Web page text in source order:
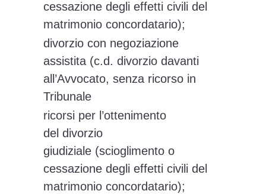
cessazione degli effetti civili del
matrimonio concordatario);
divorzio con negoziazione
assistita (c.d. divorzio davanti
all’Avvocato, senza ricorso in
Tribunale
ricorsi per l’ottenimento
del divorzio
giudiziale (scioglimento o
cessazione degli effetti civili del
matrimonio concordatario);